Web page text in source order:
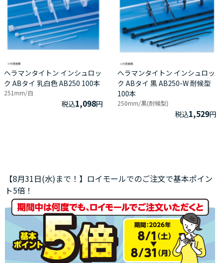
ヘラマンタイトン インシュロッ
ク ABタイ 乳白色 AB250 100本
251mm/白
税込1,098円
ヘラマンタイトン インシュロッ
ク ABタイ 黒 AB250-W 耐候型
100本
250mm/黒(耐候型)
税込1,529円
【8月31日(水)まで！】ロイモールでのご注文で基本ポイン
ト5倍！